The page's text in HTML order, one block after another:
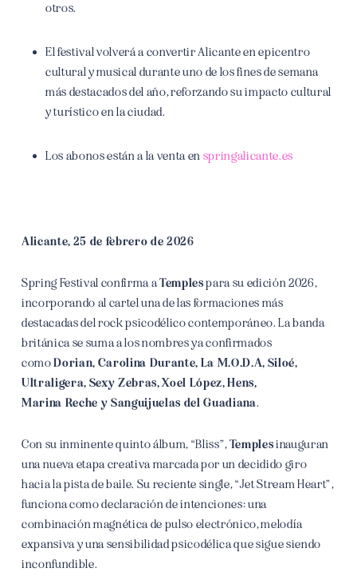
otros.
El festival volverá a convertir Alicante en epicentro
cultural y musical durante uno de los fines de semana
más destacados del año, reforzando su impacto cultural
y turístico en la ciudad.
Los abonos están a la venta en springalicante.es
Alicante, 25 de febrero de 2026
Spring Festival confirma aTemplespara su edición 2026,
incorporando al cartel una de las formaciones más
destacadas del rock psicodélico contemporáneo. La banda
británica se suma a los nombres ya confirmados
comoDorian, Carolina Durante, La M.O.D.A, Siloé,
Ultraligera, Sexy Zebras, Xoel López, Hens,
Marina Reche y Sanguijuelas del Guadiana.
Con su inminente quinto álbum, “Bliss”,Templesinauguran
una nueva etapa creativa marcada por un decidido giro
hacia la pista de baile. Su reciente single, “Jet Stream Heart”,
funciona como declaración de intenciones: una
combinación magnética de pulso electrónico, melodía
expansiva y una sensibilidad psicodélica que sigue siendo
inconfundible.